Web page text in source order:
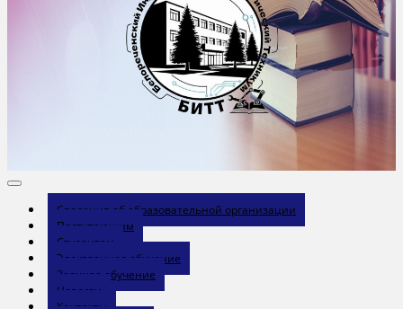
Сведения об образовательной организации
Поступающим
Студентам
Электронное обучение
Заочное обучение
Новости